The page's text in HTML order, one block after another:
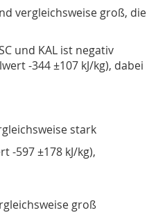
vergleichsweise groß, die
und KAL ist negativ
-344 ±107 kJ/kg), dabei
stark
-597 ±178 kJ/kg),
groß